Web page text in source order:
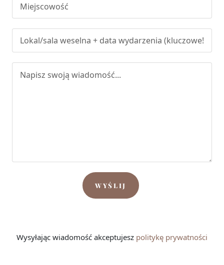
WYŚLIJ
Wysyłając wiadomość akceptujesz politykę prywatności